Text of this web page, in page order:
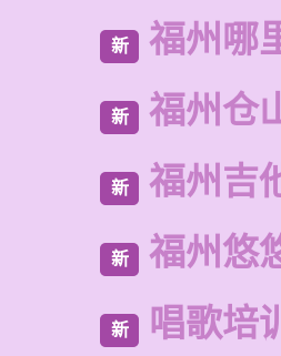
新 福州哪
新 福州仓
新 福州吉
新 福州悠
新 唱歌培